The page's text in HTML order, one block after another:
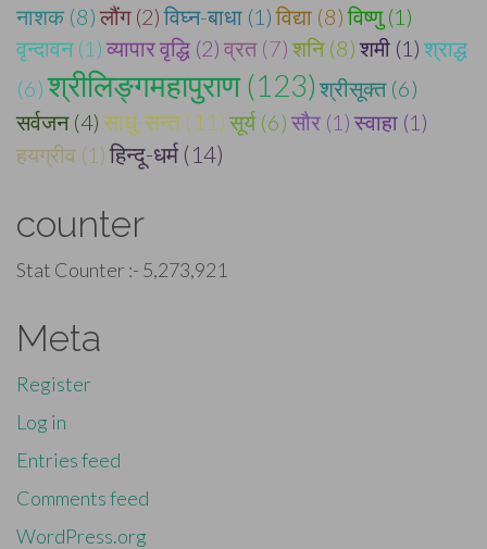
नाशक (8) लौंग (2) विघ्न-बाधा (1) विद्या (8) विष्णु (1)
वृन्दावन (1) व्यापार वृद्धि (2) व्रत (7) शनि (8) शमी (1) श्राद्ध
(6) श्रीलिङ्गमहापुराण (123) श्रीसूक्त (6)
सर्वजन (4) साधु-सन्त (11) सूर्य (6) सौर (1) स्वाहा (1)
हयग्रीव (1) हिन्दू-धर्म (14)
counter
Stat Counter :- 5,273,921
Meta
Register
Log in
Entries feed
Comments feed
WordPress.org